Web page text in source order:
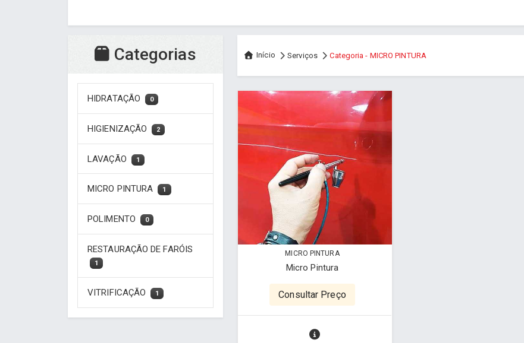
Categorias
HIDRATAÇÃO 0
HIGIENIZAÇÃO 2
LAVAÇÃO 1
MICRO PINTURA 1
POLIMENTO 0
RESTAURAÇÃO DE FARÓIS
1
VITRIFICAÇÃO 1
Início Serviços Categoria - MICRO PINTURA
MICRO PINTURA
Micro Pintura
Consultar Preço